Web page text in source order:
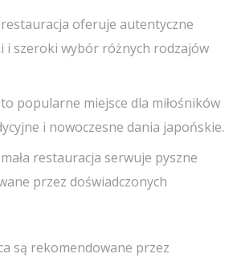
oferuje autentyczne
i szeroki wybór różnych rodzajów
popularne miejsce dla miłośników
i nowoczesne dania japońskie.
restauracja serwuje pyszne
przez doświadczonych
są rekomendowane przez